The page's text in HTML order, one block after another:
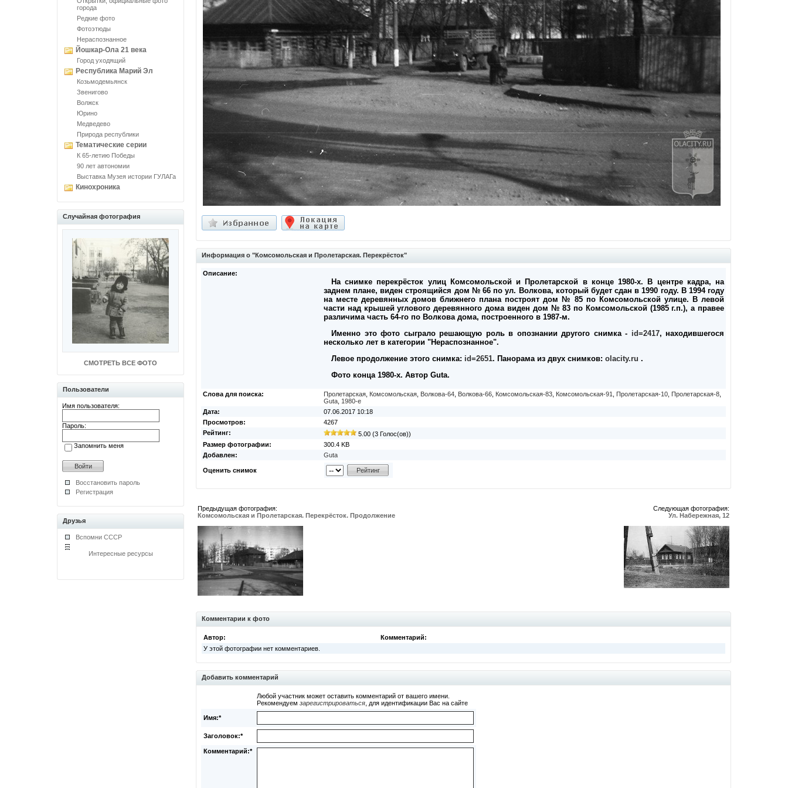
города
Редкие фото
Фотоэтюды
Нераспознанное
Йошкар-Ола 21 века
Город уходящий
Республика Марий Эл
Козьмодемьянск
Звенигово
Волжск
Юрино
Медведево
Природа республики
Тематические серии
К 65-летию Победы
90 лет автономии
Выставка Музея истории ГУЛАГа
Кинохроника
Случайная фотография
СМОТРЕТЬ ВСЕ ФОТО
Пользователи
Имя пользователя:
Пароль:
Запомнить меня
Восстановить пароль
Регистрация
Друзья
Вспомни СССР
Интересные ресурсы
Информация о "Комсомольская и Пролетарская. Перекрёсток"
Описание:
На снимке перекрёсток улиц Комсомольской и Пролетарской в конце 1980-х. В центре кадра, на
заднем плане, виден строящийся дом № 66 по ул. Волкова, который будет сдан в 1990 году. В 1994 году
на месте деревянных домов ближнего плана построят дом № 85 по Комсомольской улице. В левой
части над крышей углового деревянного дома виден дом № 83 по Комсомольской (1985 г.п.), а правее
различима часть 64-го по Волкова дома, построенного в 1987-м.
Именно это фото сыграло решающую роль в опознании другого снимка - id=2417, находившегося
несколько лет в категории "Нераспознанное".
Левое продолжение этого снимка: id=2651. Панорама из двух снимков: olacity.ru .
Фото конца 1980-х. Автор Guta.
Слова для поиска: Пролетарская Комсомольская Волкова-64 Волкова-66 Комсомольская-83 Комсомольская-91 Пролетарская-10 Пролетарская-8
Guta 1980-е
Дата:
07.06.2017 10:18
Просмотров:
4267
Рейтинг:
5.00 (3 Голос(ов))
Размер фотографии:
300.4 KB
Добавлен:
Guta
Оценить снимок
Предыдущая фотография:
Комсомольская и Пролетарская. Перекрёсток. Продолжение
Следующая фотография:
Ул. Набережная, 12
Комментарии к фото
Автор:
Комментарий:
У этой фотографии нет комментариев.
Добавить комментарий
Любой участник может оставить комментарий от вашего имени.
Рекомендуем зарегистрироваться , для идентификации Вас на сайте
Имя:*
Заголовок:*
Комментарий:*